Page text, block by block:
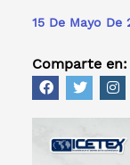
15 De Mayo De
Comparte en: